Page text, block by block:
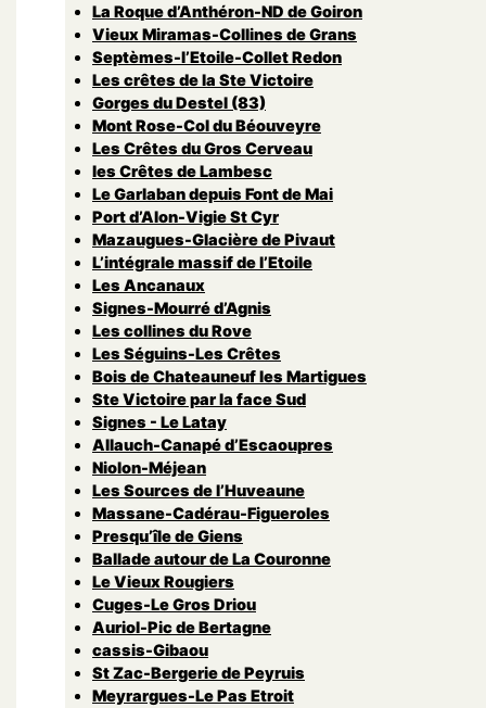
La Roque d’Anthéron-ND de Goiron
Vieux Miramas-Collines de Grans
Septèmes-l’Etoile-Collet Redon
Les crêtes de la Ste Victoire
Gorges du Destel (83)
Mont Rose-Col du Béouveyre
Les Crêtes du Gros Cerveau
les Crêtes de Lambesc
Le Garlaban depuis Font de Mai
Port d’Alon-Vigie St Cyr
Mazaugues-Glacière de Pivaut
L’intégrale massif de l’Etoile
Les Ancanaux
Signes-Mourré d’Agnis
Les collines du Rove
Les Séguins-Les Crêtes
Bois de Chateauneuf les Martigues
Ste Victoire par la face Sud
Signes - Le Latay
Allauch-Canapé d’Escaoupres
Niolon-Méjean
Les Sources de l’Huveaune
Massane-Cadérau-Figueroles
Presqu’île de Giens
Ballade autour de La Couronne
Le Vieux Rougiers
Cuges-Le Gros Driou
Auriol-Pic de Bertagne
cassis-Gibaou
St Zac-Bergerie de Peyruis
Meyrargues-Le Pas Etroit